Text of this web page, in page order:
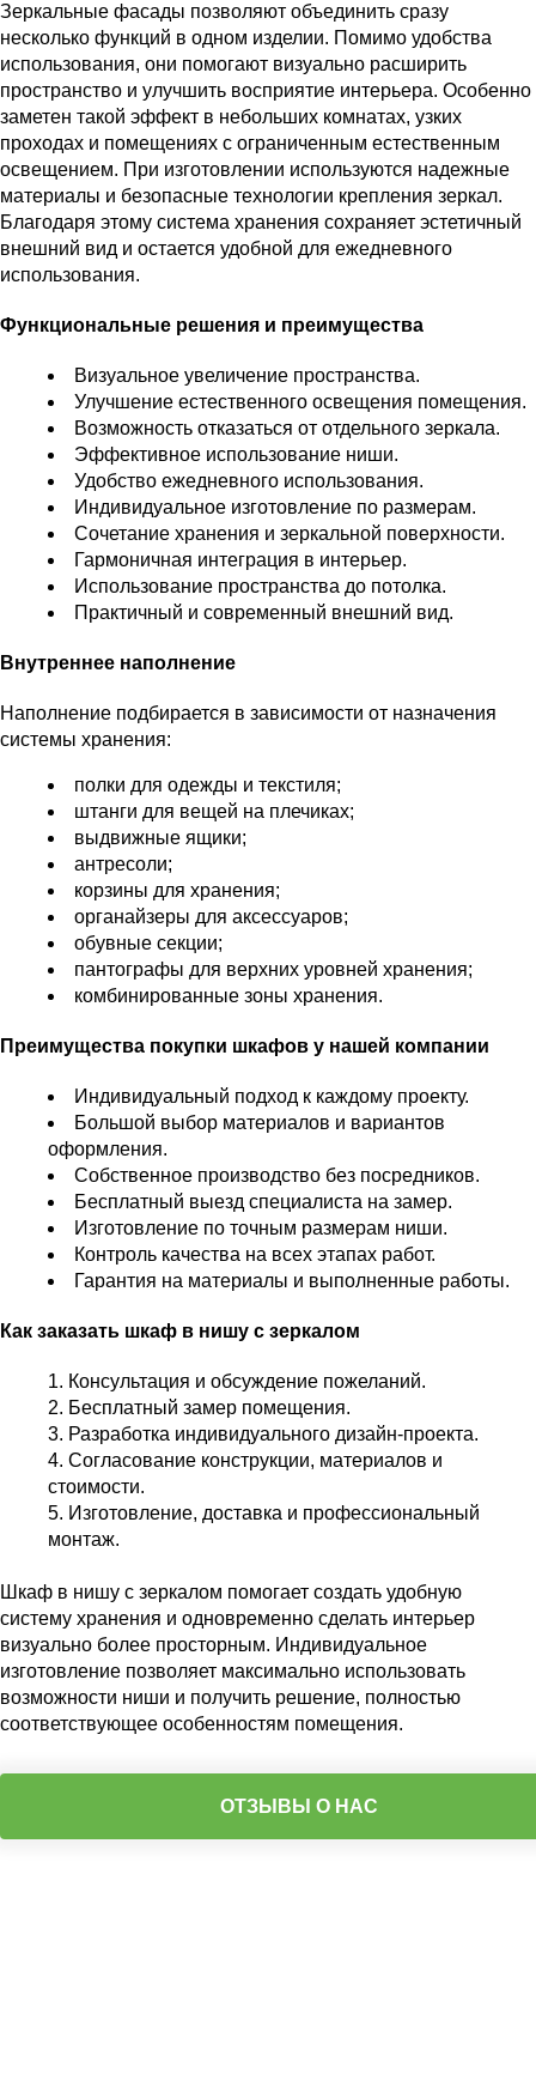
Зеркальные фасады позволяют объединить сразу
несколько функций в одном изделии. Помимо удобства
использования, они помогают визуально расширить
пространство и улучшить восприятие интерьера. Особенно
заметен такой эффект в небольших комнатах, узких
проходах и помещениях с ограниченным естественным
освещением. При изготовлении используются надежные
материалы и безопасные технологии крепления зеркал.
Благодаря этому система хранения сохраняет эстетичный
внешний вид и остается удобной для ежедневного
использования.
Функциональные решения и преимущества
Визуальное увеличение пространства.
Улучшение естественного освещения помещения.
Возможность отказаться от отдельного зеркала.
Эффективное использование ниши.
Удобство ежедневного использования.
Индивидуальное изготовление по размерам.
Сочетание хранения и зеркальной поверхности.
Гармоничная интеграция в интерьер.
Использование пространства до потолка.
Практичный и современный внешний вид.
Внутреннее наполнение
Наполнение подбирается в зависимости от назначения
системы хранения:
полки для одежды и текстиля;
штанги для вещей на плечиках;
выдвижные ящики;
антресоли;
корзины для хранения;
органайзеры для аксессуаров;
обувные секции;
пантографы для верхних уровней хранения;
комбинированные зоны хранения.
Преимущества покупки шкафов у нашей компании
Индивидуальный подход к каждому проекту.
Большой выбор материалов и вариантов
оформления.
Собственное производство без посредников.
Бесплатный выезд специалиста на замер.
Изготовление по точным размерам ниши.
Контроль качества на всех этапах работ.
Гарантия на материалы и выполненные работы.
Как заказать шкаф в нишу с зеркалом
Консультация и обсуждение пожеланий.
Бесплатный замер помещения.
Разработка индивидуального дизайн-проекта.
Согласование конструкции, материалов и
стоимости.
Изготовление, доставка и профессиональный
монтаж.
Шкаф в нишу с зеркалом помогает создать удобную
систему хранения и одновременно сделать интерьер
визуально более просторным. Индивидуальное
изготовление позволяет максимально использовать
возможности ниши и получить решение, полностью
соответствующее особенностям помещения.
ОТЗЫВЫ О НАС